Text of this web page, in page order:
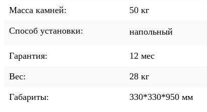
Масса камней: 50 кг
Способ установки: напольный
Гарантия: 12 мес
Вес: 28 кг
Габариты: 330*330*950 мм